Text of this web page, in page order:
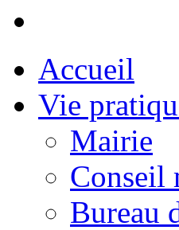
Accueil
Vie
Mairie
Conseil
Bureau